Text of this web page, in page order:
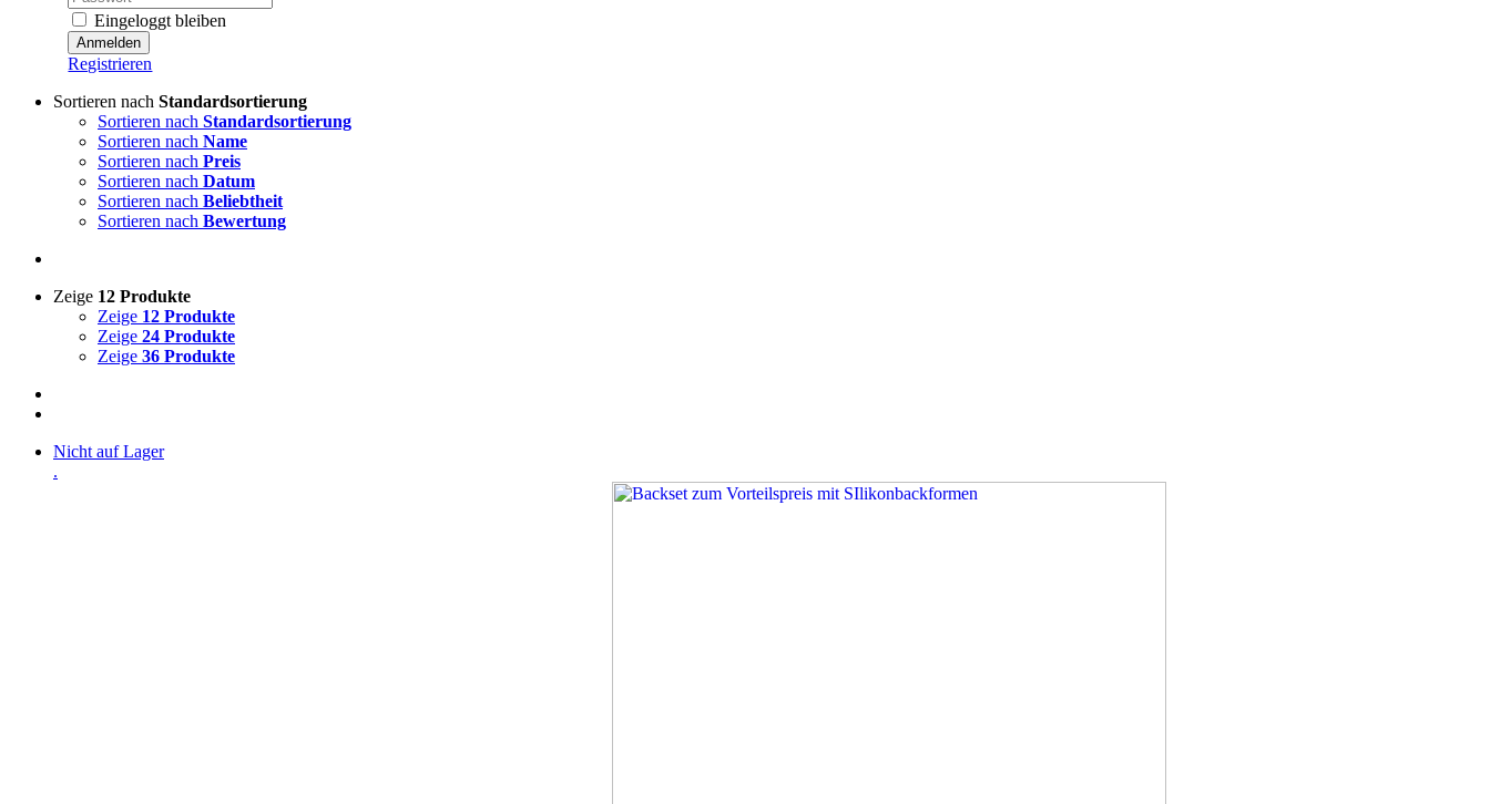
Eingeloggt bleiben
Registrieren
Sortieren nach Standardsortierung
Sortieren nach Standardsortierung
Sortieren nach Name
Sortieren nach Preis
Sortieren nach Datum
Sortieren nach Beliebtheit
Sortieren nach Bewertung
Zeige 12 Produkte
Zeige 12 Produkte
Zeige 24 Produkte
Zeige 36 Produkte
Nicht auf Lager
.